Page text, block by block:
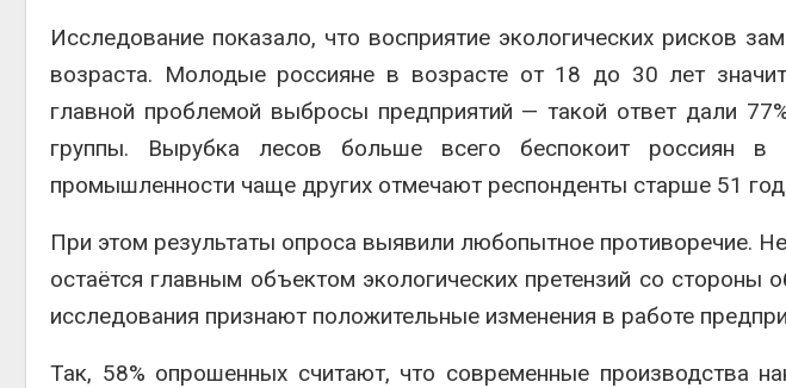
Исследование показало, что восприятие экологических рисков
возраста. Молодые россияне в возрасте от 18 до 30 лет
главной проблемой выбросы предприятий — такой ответ дали
группы. Вырубка лесов больше всего беспокоит россиян
промышленности чаще других отмечают респонденты старше 51
При этом результаты опроса выявили любопытное противоречие.
остаётся главным объектом экологических претензий со стороны
исследования признают положительные изменения в работе
Так, 58% опрошенных считают, что современные производства